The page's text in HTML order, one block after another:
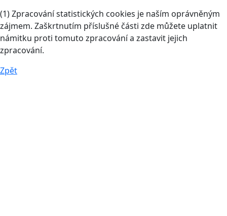
(1) Zpracování statistických cookies je naším oprávněným
zájmem. Zaškrtnutím příslušné části zde můžete uplatnit
námitku proti tomuto zpracování a zastavit jejich
zpracování.
Zpět